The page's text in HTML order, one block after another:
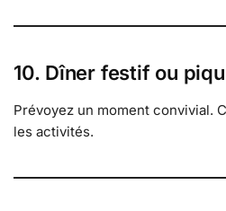
10. Dîner festif ou
Prévoyez un moment convivial.
les activités.